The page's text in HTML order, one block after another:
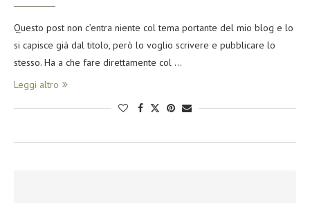
Questo post non c’entra niente col tema portante del mio blog e lo
si capisce già dal titolo, però lo voglio scrivere e pubblicare lo
stesso. Ha a che fare direttamente col …
Leggi altro